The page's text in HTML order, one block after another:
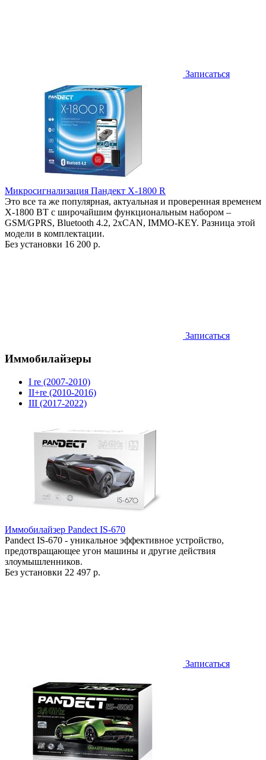
Записаться
Микросигнализация Пандект X-1800 R
Это все та же популярная, актуальная и проверенная временем
X-1800 BT с широчайшим функциональным набором –
GSM/GPRS, Bluetooth 4.2, 2xCAN, IMMO-KEY. Разница этой
модели в комплектации.
Без установки 16 200 р.
Записаться
Иммобилайзеры
I re (2007-2010)
II+re (2010-2016)
III (2017-2022)
Иммобилайзер Pandect IS-670
Pandect IS-670 - уникальное эффективное устройство,
предотвращающее угон машины и другие действия
злоумышленников.
Без установки 22 497 р.
Записаться